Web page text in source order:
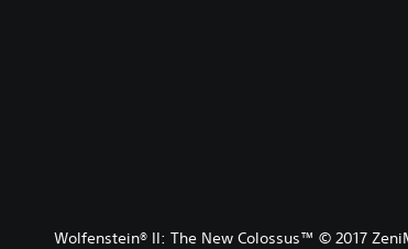
Wolfenstein® II: The New Colossus™ © 2017